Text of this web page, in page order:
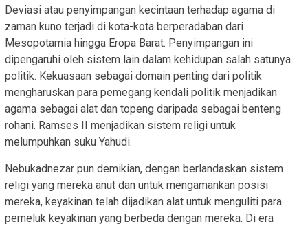
Deviasi atau penyimpangan kecintaan terhadap agama di
zaman kuno terjadi di kota-kota berperadaban dari
Mesopotamia hingga Eropa Barat. Penyimpangan ini
dipengaruhi oleh sistem lain dalam kehidupan salah satunya
politik. Kekuasaan sebagai domain penting dari politik
mengharuskan para pemegang kendali politik menjadikan
agama sebagai alat dan topeng daripada sebagai benteng
rohani. Ramses II menjadikan sistem religi untuk
melumpuhkan suku Yahudi.
Nebukadnezar pun demikian, dengan berlandaskan sistem
religi yang mereka anut dan untuk mengamankan posisi
mereka, keyakinan telah dijadikan alat untuk menguliti para
pemeluk keyakinan yang berbeda dengan mereka. Di era